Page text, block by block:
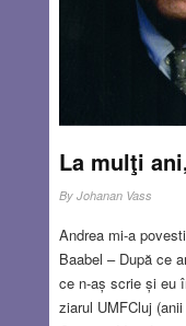
La mulţi
By Johanan Vass
Andrea mi-a
Baabel – După ce
ce n-aș scrie și eu
ziarul UMFCluj